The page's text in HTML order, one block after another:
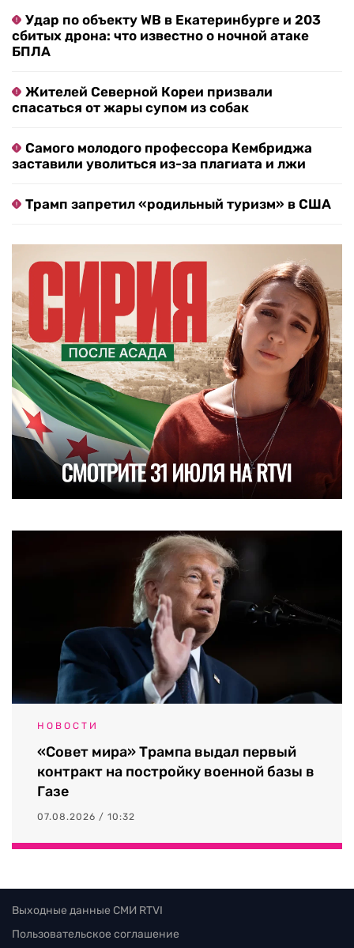
Удар по объекту WB в Екатеринбурге и 203
сбитых дрона: что известно о ночной атаке
БПЛА
Жителей Северной Кореи призвали
спасаться от жары супом из собак
Самого молодого профессора Кембриджа
заставили уволиться из-за плагиата и лжи
Трамп запретил «родильный туризм» в США
НОВОСТИ
«Совет мира» Трампа выдал первый
контракт на постройку военной базы в
Газе
07.08.2026 / 10:32
Выходные данные СМИ RTVI
Пользовательское соглашение